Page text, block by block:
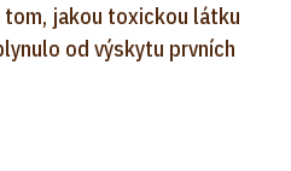
jakou toxickou látku
od výskytu prvních